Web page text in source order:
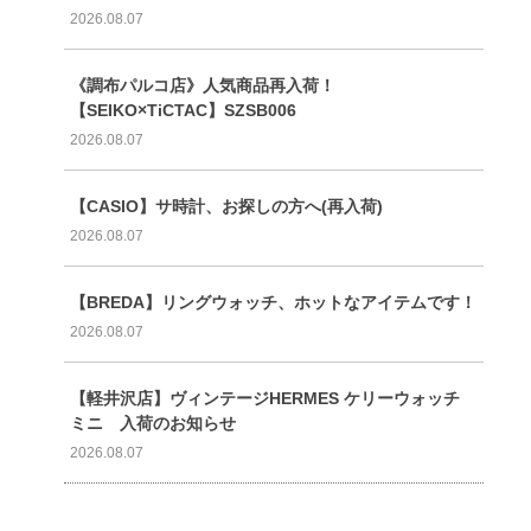
2026.08.07
《調布パルコ店》人気商品再入荷！
【SEIKO×TiCTAC】SZSB006
2026.08.07
【CASIO】サ時計、お探しの方へ(再入荷)
2026.08.07
【BREDA】リングウォッチ、ホットなアイテムです！
2026.08.07
【軽井沢店】ヴィンテージHERMES ケリーウォッチ
ミニ 入荷のお知らせ
2026.08.07